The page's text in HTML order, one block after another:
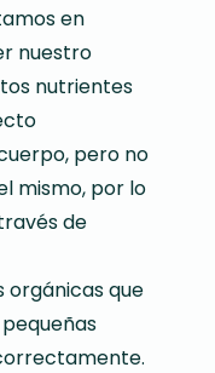
en
nuestro
nutrientes
pero no
mismo, por lo
de
orgánicas que